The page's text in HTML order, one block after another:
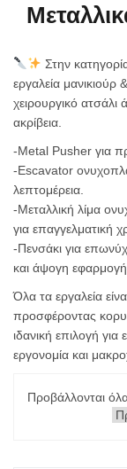
Στην
εργαλεία
χειρουργικό ατσάλι
ακρίβεια.
-Metal Pusher για
-Escavator
λεπτομέρεια.
-Μεταλλική λίμα
για επαγγελματική
-Πενσάκι για
και άψογη εφαρμογή.
Όλα τα εργαλεία
προσφέροντας
ιδανική επιλογή
εργονομία και
Προβάλλονται